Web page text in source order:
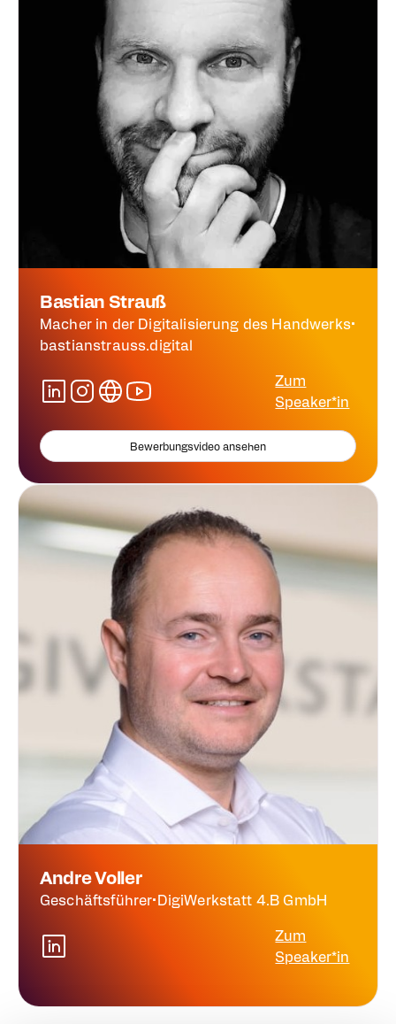
Bastian Strauß
Macher in der Digitalisierung des Handwerks•
bastianstrauss.digital
Zum
Speaker*in
Bewerbungsvideo ansehen
Andre Voller
Geschäftsführer•DigiWerkstatt 4.B GmbH
Zum
Speaker*in